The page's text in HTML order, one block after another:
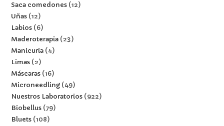
Saca comedones 12
Uñas 12
Labios 6
Maderoterapia 23
Manicuria 4
Limas 2
Máscaras 16
Microneedling 49
Nuestros Laboratorios 922
Biobellus 79
Bluets 108